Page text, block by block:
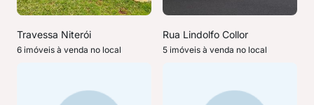
Travessa Niterói
6 imóveis à venda no local
Rua Lindolfo Collor
5 imóveis à venda no local